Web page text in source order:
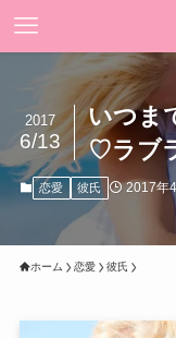
いつま
♡ラブ
2017
6/13
恋愛 彼氏 2017年
ホーム 恋愛 彼氏